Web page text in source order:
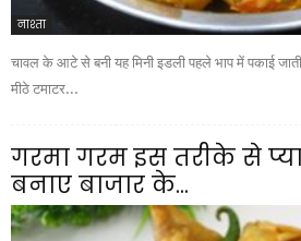
नाश्ता
चावल के आटे से बनी यह मिनी इडली पहले भाप में पकाई
मीठे टमाटर...
गरमा गरम इस तरीके से
बनाए बाजार के...